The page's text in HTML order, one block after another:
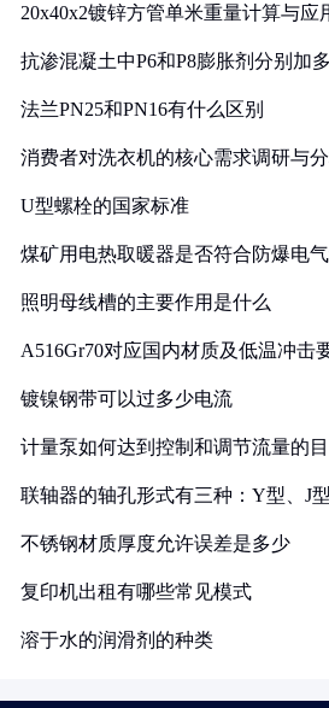
20x40x2镀锌方管单米重量计算与应
抗渗混凝土中P6和P8膨胀剂分别加
法兰PN25和PN16有什么区别
消费者对洗衣机的核心需求调研与
U型螺栓的国家标准
煤矿用电热取暖器是否符合防爆电
照明母线槽的主要作用是什么
A516Gr70对应国内材质及低温冲击
镀镍钢带可以过多少电流
计量泵如何达到控制和调节流量的
联轴器的轴孔形式有三种：Y型、J
不锈钢材质厚度允许误差是多少
复印机出租有哪些常见模式
溶于水的润滑剂的种类